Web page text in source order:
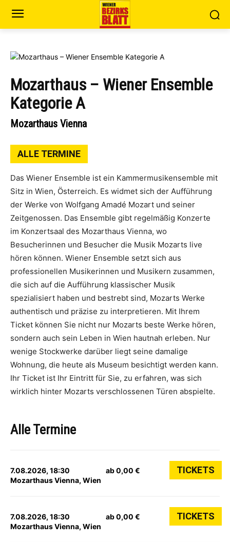
Mozarthaus – Wiener Ensemble
Kategorie A
Mozarthaus Vienna
ALLE TERMINE
Das Wiener Ensemble ist ein Kammermusikensemble mit
Sitz in Wien, Österreich. Es widmet sich der Aufführung
der Werke von Wolfgang Amadé Mozart und seiner
Zeitgenossen. Das Ensemble gibt regelmäßig Konzerte
im Konzertsaal des Mozarthaus Vienna, wo
Besucherinnen und Besucher die Musik Mozarts live
hören können. Wiener Ensemble setzt sich aus
professionellen Musikerinnen und Musikern zusammen,
die sich auf die Aufführung klassischer Musik
spezialisiert haben und bestrebt sind, Mozarts Werke
authentisch und präzise zu interpretieren. Mit Ihrem
Ticket können Sie nicht nur Mozarts beste Werke hören,
sondern auch sein Leben in Wien hautnah erleben. Nur
wenige Stockwerke darüber liegt seine damalige
Wohnung, die heute als Museum besichtigt werden kann.
Ihr Ticket ist Ihr Eintritt für Sie, zu erfahren, was sich
wirklich hinter Mozarts verschlossenen Türen abspielte.
Alle Termine
7.08.2026, 18:30
Mozarthaus Vienna, Wien
ab 0,00 € TICKETS
7.08.2026, 18:30
Mozarthaus Vienna, Wien
ab 0,00 € TICKETS